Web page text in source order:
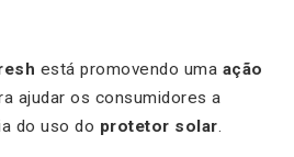
está promovendo uma ação
ajudar os consumidores a
do uso do protetor solar.